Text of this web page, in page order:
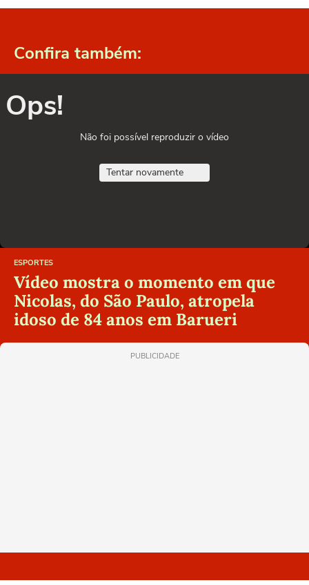
Confira também:
Ops!
Não foi possível reproduzir o vídeo
Tentar novamente
ESPORTES
Vídeo mostra o momento em que
Nicolas, do São Paulo, atropela
idoso de 84 anos em Barueri
PUBLICIDADE